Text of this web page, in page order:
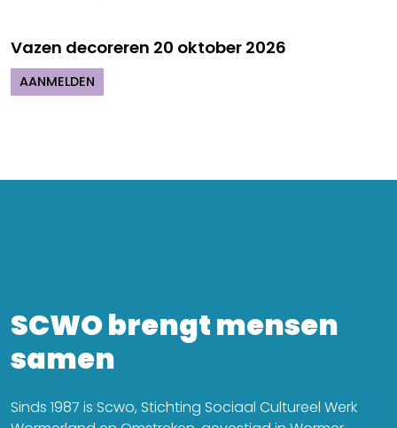
Vazen decoreren 20 oktober 2026
AANMELDEN
SCWO brengt mensen
samen
Sinds 1987 is Scwo, Stichting Sociaal Cultureel Werk